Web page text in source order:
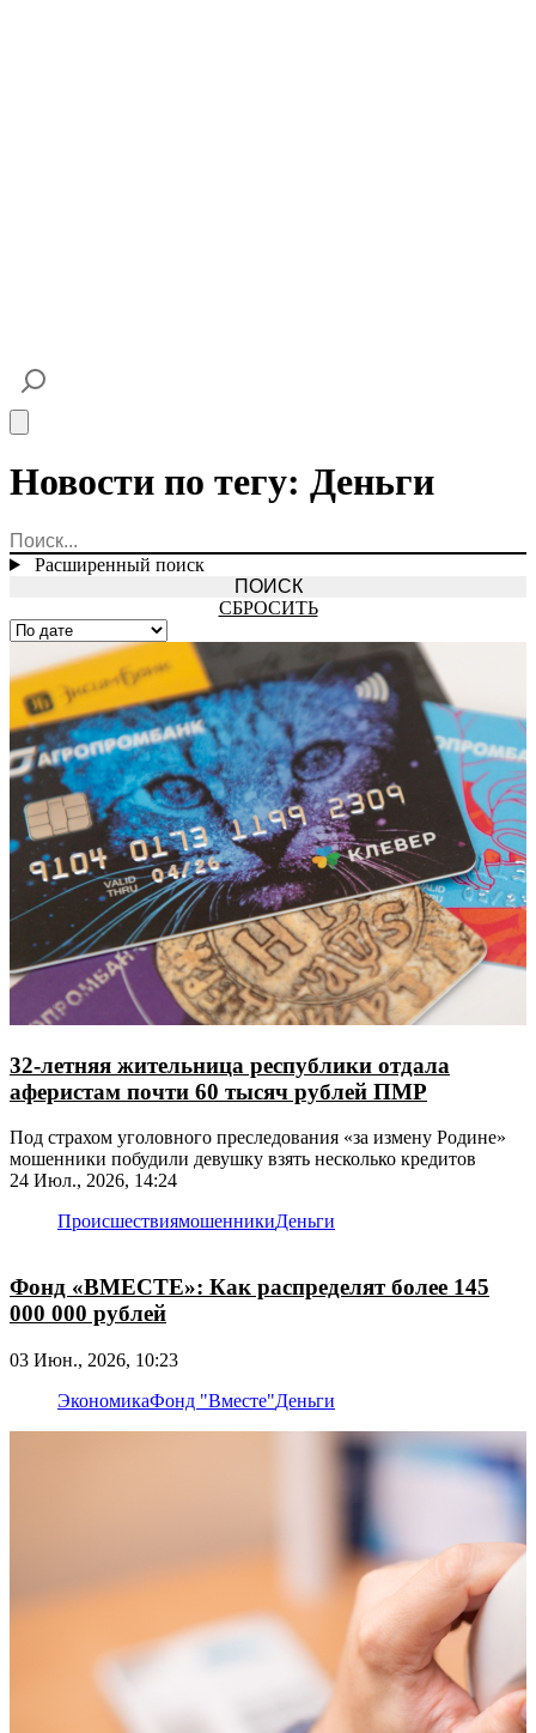
Новости по тегу: Деньги
Расширенный поиск
СБРОСИТЬ
32-летняя жительница республики отдала
аферистам почти 60 тысяч рублей ПМР
Под страхом уголовного преследования «за измену Родине»
мошенники побудили девушку взять несколько кредитов
24 Июл., 2026, 14:24
ПроисшествиямошенникиДеньги
Фонд «ВМЕСТЕ»: Как распределят более 145
000 000 рублей
03 Июн., 2026, 10:23
ЭкономикаФонд "Вместе"Деньги